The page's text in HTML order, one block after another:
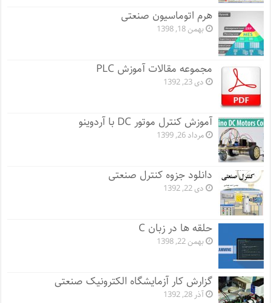
هرم اتوماسیون صنعتی
بهمن 18, 1398
مجموعه مقالات آموزش PLC
دی 23, 1392
آموزش کنترل موتور DC با آردوینو
مرداد 26, 1399
دانلود جزوه کنترل صنعتی
دی 22, 1392
حلقه ها در زبان C
بهمن 22, 1398
گزارش کار آزمایشگاه الکترونیک صنعتی
آذر 28, 1392